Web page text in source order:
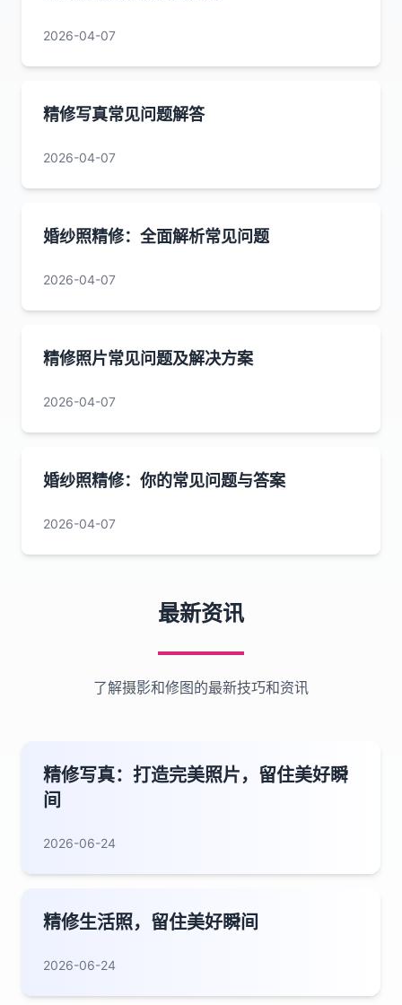
2026-04-07
精修写真常见问题解答
2026-04-07
婚纱照精修：全面解析常见问题
2026-04-07
精修照片常见问题及解决方案
2026-04-07
婚纱照精修：你的常见问题与答案
2026-04-07
最新资讯
了解摄影和修图的最新技巧和资讯
精修写真：打造完美照片，留住美好瞬
间
2026-06-24
精修生活照，留住美好瞬间
2026-06-24